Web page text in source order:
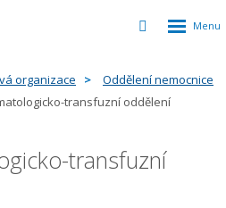
Vyhledávání
Rozbalení
organizace
Oddělení nemocnice
transfuzní oddělení
transfuzní